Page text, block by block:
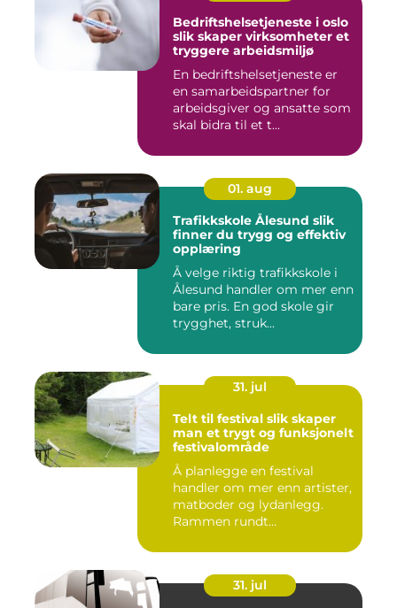
Bedriftshelsetjeneste i oslo
slik skaper virksomheter et
tryggere arbeidsmiljø
En bedriftshelsetjeneste er
en samarbeidspartner for
arbeidsgiver og ansatte som
skal bidra til et t...
01. aug
Trafikkskole Ålesund slik
finner du trygg og effektiv
opplæring
Å velge riktig trafikkskole i
Ålesund handler om mer enn
bare pris. En god skole gir
trygghet, struk...
31. jul
Telt til festival slik skaper
man et trygt og funksjonelt
festivalområde
Å planlegge en festival
handler om mer enn artister,
matboder og lydanlegg.
Rammen rundt
31. jul